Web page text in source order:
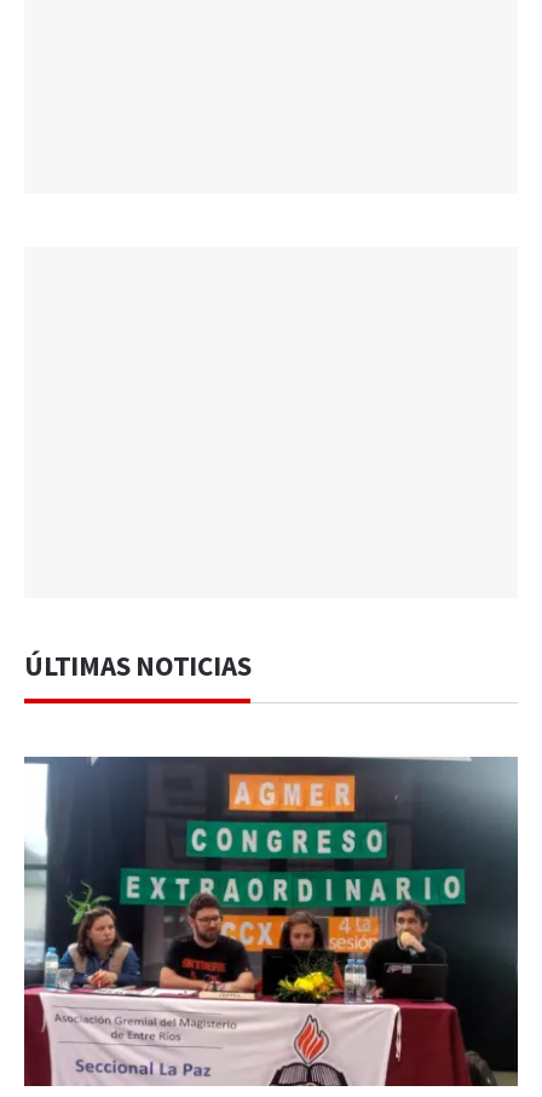
ÚLTIMAS NOTICIAS